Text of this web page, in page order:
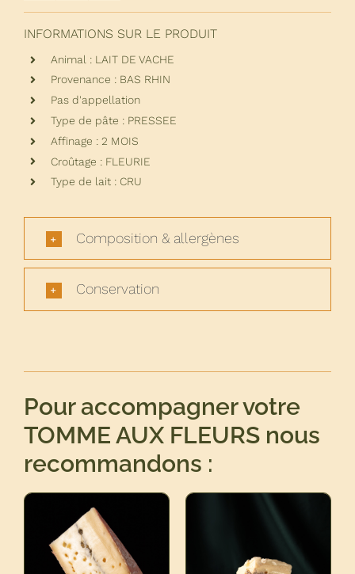
de
TOMME
AUX
FLEURS
INFORMATIONS SUR LE PRODUIT
Animal : LAIT DE VACHE
Provenance : BAS RHIN
Pas d'appellation
Type de pâte : PRESSEE
Affinage : 2 MOIS
Croûtage : FLEURIE
Type de lait : CRU
Composition & allergènes
Conservation
Pour accompagner votre
TOMME AUX FLEURS nous
recommandons :